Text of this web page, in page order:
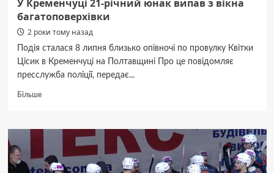
У Кременчуці 21-річний юнак випав з вікна
багатоповерхівки
2 роки тому назад
Подія сталася 8 липня близько опівночі по провулку Квітки
Цісик в Кременчуці на Полтавщині Про це повідомляє
пресслужба поліції, передає...
БільшеДокладніше
Кременчуці
юнак